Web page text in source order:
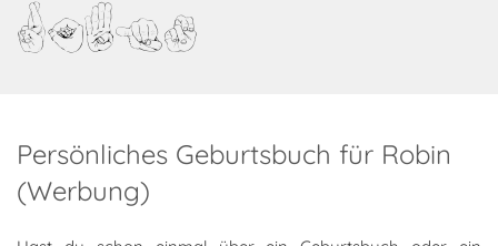
Robin
Persönliches Geburtsbuch für Robin
(Werbung)